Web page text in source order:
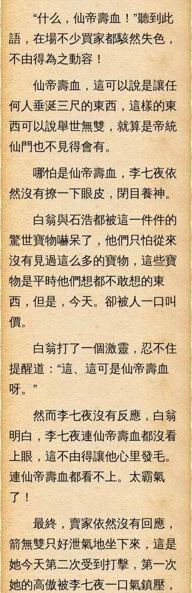
“什么，仙帝壽血！”聽到此
語，在場不少買家都駭然失色，
不由得為之動容！
仙帝壽血，這可以說是讓任
何人垂涎三尺的東西，這樣的東
西可以說舉世無雙，就算是帝統
仙門也不見得會有。
哪怕是仙帝壽血，李七夜依
然沒有撩一下眼皮，閉目養神。
白翁與石浩都被這一件件的
驚世寶物嚇呆了，他們只怕從來
沒有見過這么多的寶物，這些寶
物是平時他們想都不敢想的東
西，但是，今天。卻被人一口叫
價。
白翁打了一個激靈，忍不住
提醒道：“這、這可是仙帝壽血
呀。”
然而李七夜沒有反應，白翁
明白，李七夜連仙帝壽血都沒看
上眼，這不由得讓他心里發毛。
連仙帝壽血都看不上。太霸氣
了！
最終，賣家依然沒有回應，
箭無雙只好泄氣地坐下來，這是
她今天第二次受到打擊，第一次
她的高傲被李七夜一口氣鎮壓，